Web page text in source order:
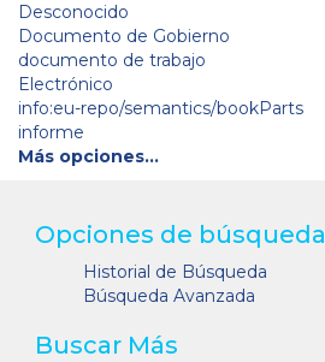
Desconocido
Documento de Gobierno
documento de trabajo
Electrónico
info:eu-repo/semantics/bookParts
informe
Más opciones…
Opciones de búsqueda
Historial de Búsqueda
Búsqueda Avanzada
Buscar Más